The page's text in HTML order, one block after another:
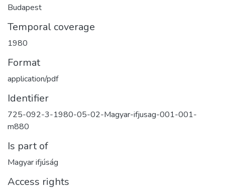
Budapest
Temporal coverage
1980
Format
application/pdf
Identifier
725-092-3-1980-05-02-Magyar-ifjusag-001-001-
m880
Is part of
Magyar ifjúság
Access rights